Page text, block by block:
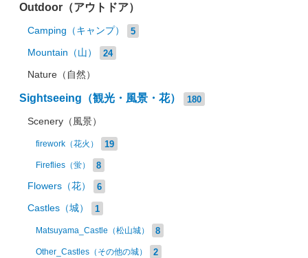
Outdoor（アウトドア）
Camping（キャンプ） 5
Mountain（山） 24
Nature（自然）
Sightseeing（観光・風景・花） 180
Scenery（風景）
firework（花火） 19
Fireflies（蛍） 8
Flowers（花） 6
Castles（城） 1
Matsuyama_Castle（松山城） 8
Other_Castles（その他の城） 2